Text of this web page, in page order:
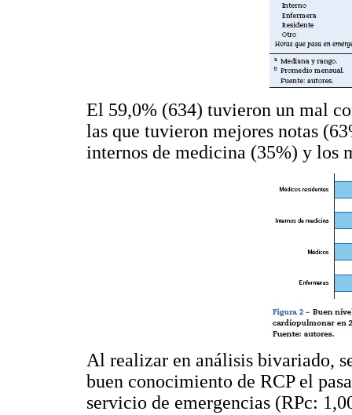
El 59,0% (634) tuvieron un mal
las que tuvieron mejores notas
internos de medicina (35%) y los
Al realizar en análisis bivariado,
buen conocimiento de RCP el
servicio de emergencias (RPc: